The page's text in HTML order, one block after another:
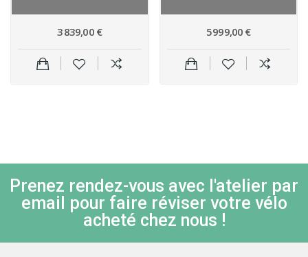
3 839,00 € 5 999,00 €
Prenez rendez-vous avec l'atelier par
email pour faire réviser votre vélo
acheté chez nous !